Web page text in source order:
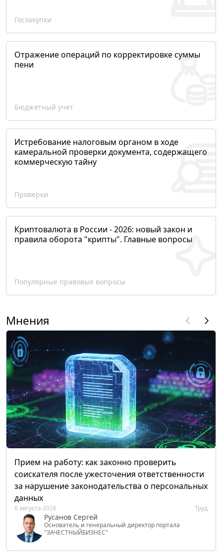
Госзакупки
Отражение операций по корректировке суммы
пени
Бюджетный учет
Истребование налоговым органом в ходе
камеральной проверки документа, содержащего
коммерческую тайну
Проверки
Криптовалюта в России - 2026: новый закон и
правила оборота "крипты". Главные вопросы
Популярные правовые вопросы
Мнения
Прием на работу: как законно проверить
соискателя после ужесточения ответственности
за нарушение законодательства о персональных
данных
6 августа 2026 Труд
Русанов Сергей
Основатель и генеральный директор портала
"ЗАЧЕСТНЫЙБИЗНЕС"